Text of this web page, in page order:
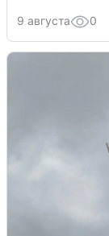
9 августа 0